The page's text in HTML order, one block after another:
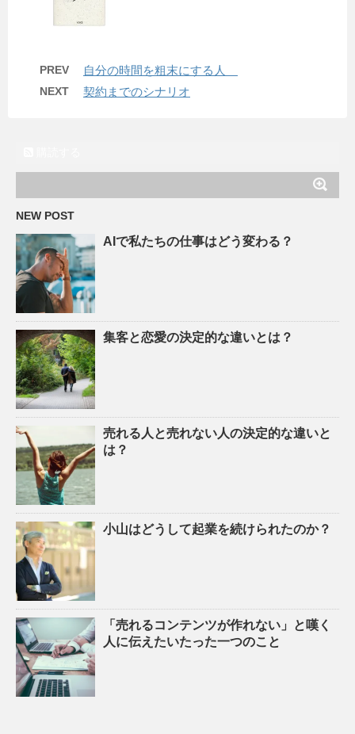
PREV 自分の時間を粗末にする人
NEXT 契約までのシナリオ
NEW POST
AIで私たちの仕事はどう変わる？
集客と恋愛の決定的な違いとは？
売れる人と売れない人の決定的な違いと
は？
小山はどうして起業を続けられたのか？
「売れるコンテンツが作れない」と嘆く
人に伝えたいたった一つのこと